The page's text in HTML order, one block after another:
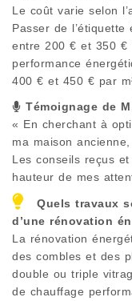
Le coût varie selon
Passer de
entre 200 € et 350 €
performance
400 € et 450 € par
Témoignage de
« En cherchant à
ma maison
Les conseils reçus
hauteur de mes
Quels travaux
d’une rénovation
La rénovation
des combles et des
double ou triple
de chauffage